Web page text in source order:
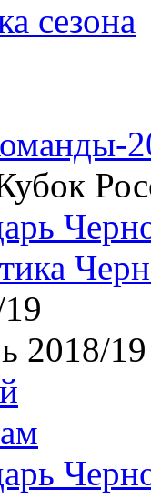
сезона
2018/19